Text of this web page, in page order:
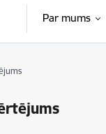
Par mums